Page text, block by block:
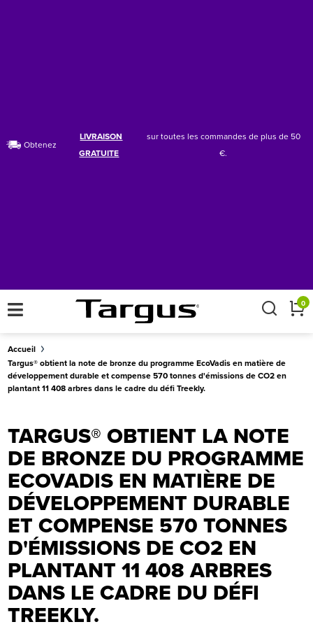
Obtenez
LIVRAISON
GRATUITE
sur toutes les commandes de plus de 50
€.
× 0
Accueil
Targus® obtient la note de bronze du programme EcoVadis en matière de
développement durable et compense 570 tonnes d'émissions de CO2 en
plantant 11 408 arbres dans le cadre du défi Treekly.
TARGUS® OBTIENT LA NOTE
DE BRONZE DU PROGRAMME
ECOVADIS EN MATIÈRE DE
DÉVELOPPEMENT DURABLE
ET COMPENSE 570 TONNES
D'ÉMISSIONS DE CO2 EN
PLANTANT 11 408 ARBRES
DANS LE CADRE DU DÉFI
TREEKLY.